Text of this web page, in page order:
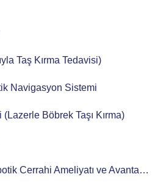
Taş Kırma Tedavisi)
Navigasyon Sistemi
Böbrek Taşı Kırma)
Cerrahi Ameliyatı ve Avantajları